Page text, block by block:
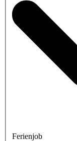
Ferienjob